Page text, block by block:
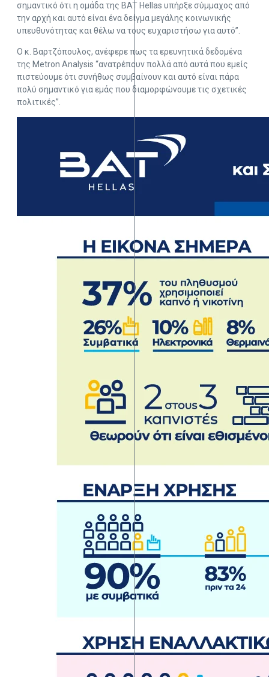
σημαντικό ότι η ομάδα της BAT Hellas υπήρξε σύμμαχος από
την αρχή και αυτό είναι ένα δείγμα μεγάλης κοινωνικής
υπευθυνότητας και θέλω να τους ευχαριστήσω για αυτό”.
Ο κ. Βαρτζόπουλος, ανέφερε πως τα ερευνητικά δεδομένα
της Metron Analysis “ανατρέπουν πολλά από αυτά που εμείς
πιστεύουμε ότι συνήθως συμβαίνουν και αυτό είναι πάρα
πολύ σημαντικό για εμάς που διαμορφώνουμε τις σχετικές
πολιτικές”.